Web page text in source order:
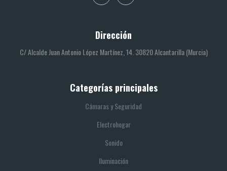
Dirección
C/ Alcalde Juan Antonio López Martínez, 14. 30820 Alcantarilla (Murcia)
Categorías principales
Cámaras y Seguridad
Electrohogar
Sonido
Iluminación